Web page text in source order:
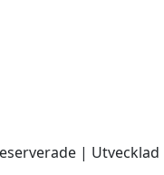
| Utvecklad